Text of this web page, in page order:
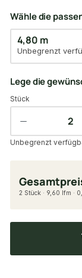
Wähle die
4,80 m
Unbegrenzt
Lege die
Stück
Unbegrenzt
2 Stück · 9,60 lfm ·